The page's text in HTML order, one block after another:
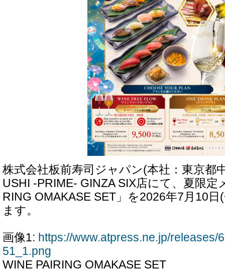
株式会社板前寿司ジャパン(本社：東京都
USHI -PRIME- GINZA SIX店にて、夏限定
RING OMAKASE SET」を2026年7月10
ます。
画像1: https://www.atpress.ne.jp/releases/
51_1.png
WINE PAIRING OMAKASE SET